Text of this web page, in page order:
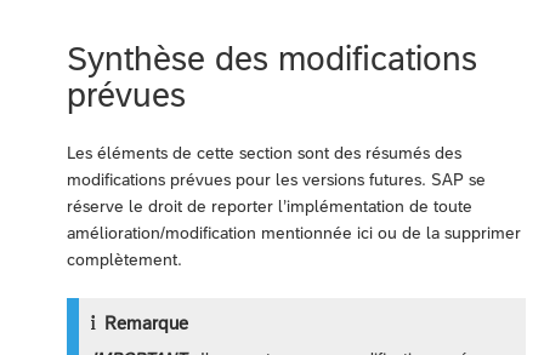
Synthèse des modifications
prévues
Les éléments de cette section sont des résumés des
modifications prévues pour les versions futures. SAP se
réserve le droit de reporter l’implémentation de toute
amélioration/modification mentionnée ici ou de la supprimer
complètement.
Remarque